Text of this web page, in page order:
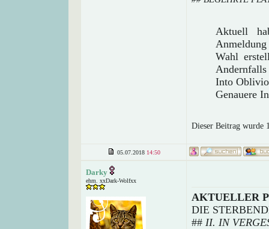
Aktuell
Wahl
Into
Genauere
Dieser Beitrag wurde
05.07.2018 14:50
Darky
ehm. xxDark-Wolfxx
AKTUELLER
DIE
## II. IN